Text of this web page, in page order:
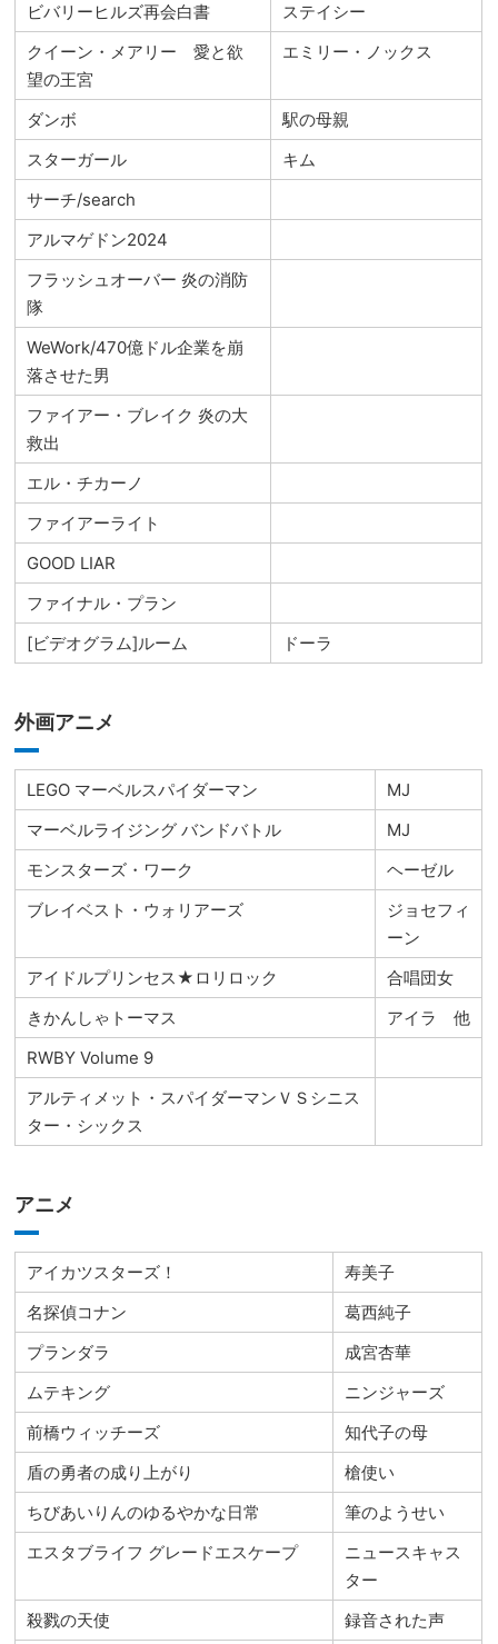
ビバリーヒルズ再会白書
ステイシー
クイーン・メアリー 愛と欲
望の王宮
エミリー・ノックス
ダンボ
駅の母親
スターガール
キム
サーチ/search
アルマゲドン2024
フラッシュオーバー 炎の消防
隊
WeWork/470億ドル企業を崩
落させた男
ファイアー・ブレイク 炎の大
救出
エル・チカーノ
ファイアーライト
GOOD LIAR
ファイナル・プラン
[ビデオグラム]ルーム
ドーラ
外画アニメ
LEGO マーベルスパイダーマン
MJ
マーベルライジング バンドバトル
MJ
モンスターズ・ワーク
ヘーゼル
ブレイベスト・ウォリアーズ
ジョセフィ
ーン
アイドルプリンセス★ロリロック
合唱団女
きかんしゃトーマス
アイラ 他
RWBY Volume 9
アルティメット・スパイダーマンＶＳシニス
ター・シックス
アニメ
アイカツスターズ！
寿美子
名探偵コナン
葛西純子
プランダラ
成宮杏華
ムテキング
ニンジャーズ
前橋ウィッチーズ
知代子の母
盾の勇者の成り上がり
槍使い
ちびあいりんのゆるやかな日常
筆のようせい
エスタブライフ グレードエスケープ
ニュースキャス
ター
殺戮の天使
録音された声